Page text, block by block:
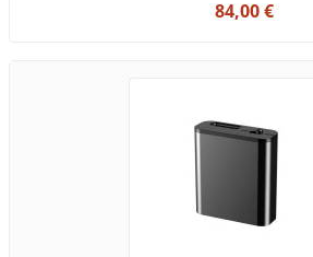
84,00 €